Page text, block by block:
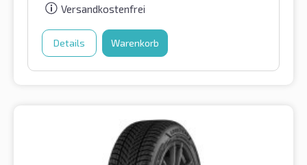
Versandkostenfrei
Details Warenkorb